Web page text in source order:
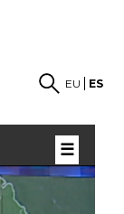
EU ES
☰